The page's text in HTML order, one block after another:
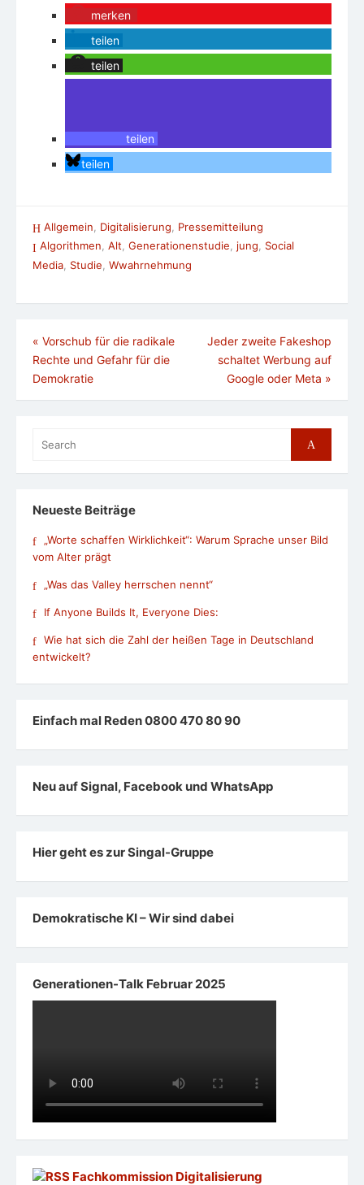
merken
teilen
teilen
teilen
teilen
Allgemein Digitalisierung
Pressemitteilung
Algorithmen, Alt, Generationenstudie, jung, Social
Media Studie Wwahrnehmung
Beitragsnavigation
« Vorschub für die radikale
Rechte und Gefahr für die
Demokratie
Jeder zweite Fakeshop
schaltet Werbung auf
Google oder Meta »
for:
Search
Neueste Beiträge
„Worte schaffen Wirklichkeit“: Warum Sprache unser Bild
vom Alter prägt
„Was das Valley herrschen nennt“
If Anyone Builds It, Everyone Dies:
Wie hat sich die Zahl der heißen Tage in Deutschland
entwickelt?
Einfach mal Reden 0800 470 80 90
Neu auf Signal, Facebook und WhatsApp
Hier geht es zur Singal-Gruppe
Demokratische KI – Wir sind dabei
Generationen-Talk Februar 2025
Fachkommission Digitalisierung